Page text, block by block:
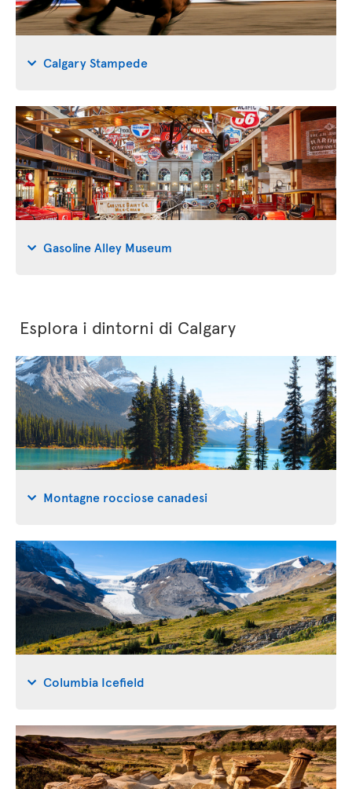
Calgary Stampede
Gasoline Alley Museum
Esplora i dintorni di Calgary
Montagne rocciose canadesi
Columbia Icefield